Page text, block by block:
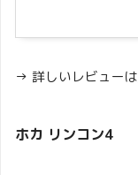
→ 詳しいレビューは
ホカ リンコン4